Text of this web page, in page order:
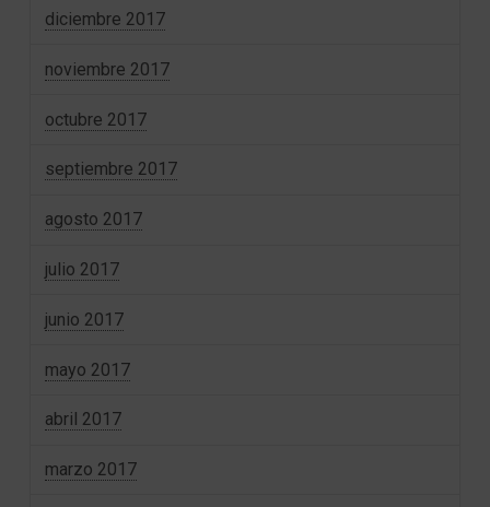
diciembre 2017
noviembre 2017
octubre 2017
septiembre 2017
agosto 2017
julio 2017
junio 2017
mayo 2017
abril 2017
marzo 2017